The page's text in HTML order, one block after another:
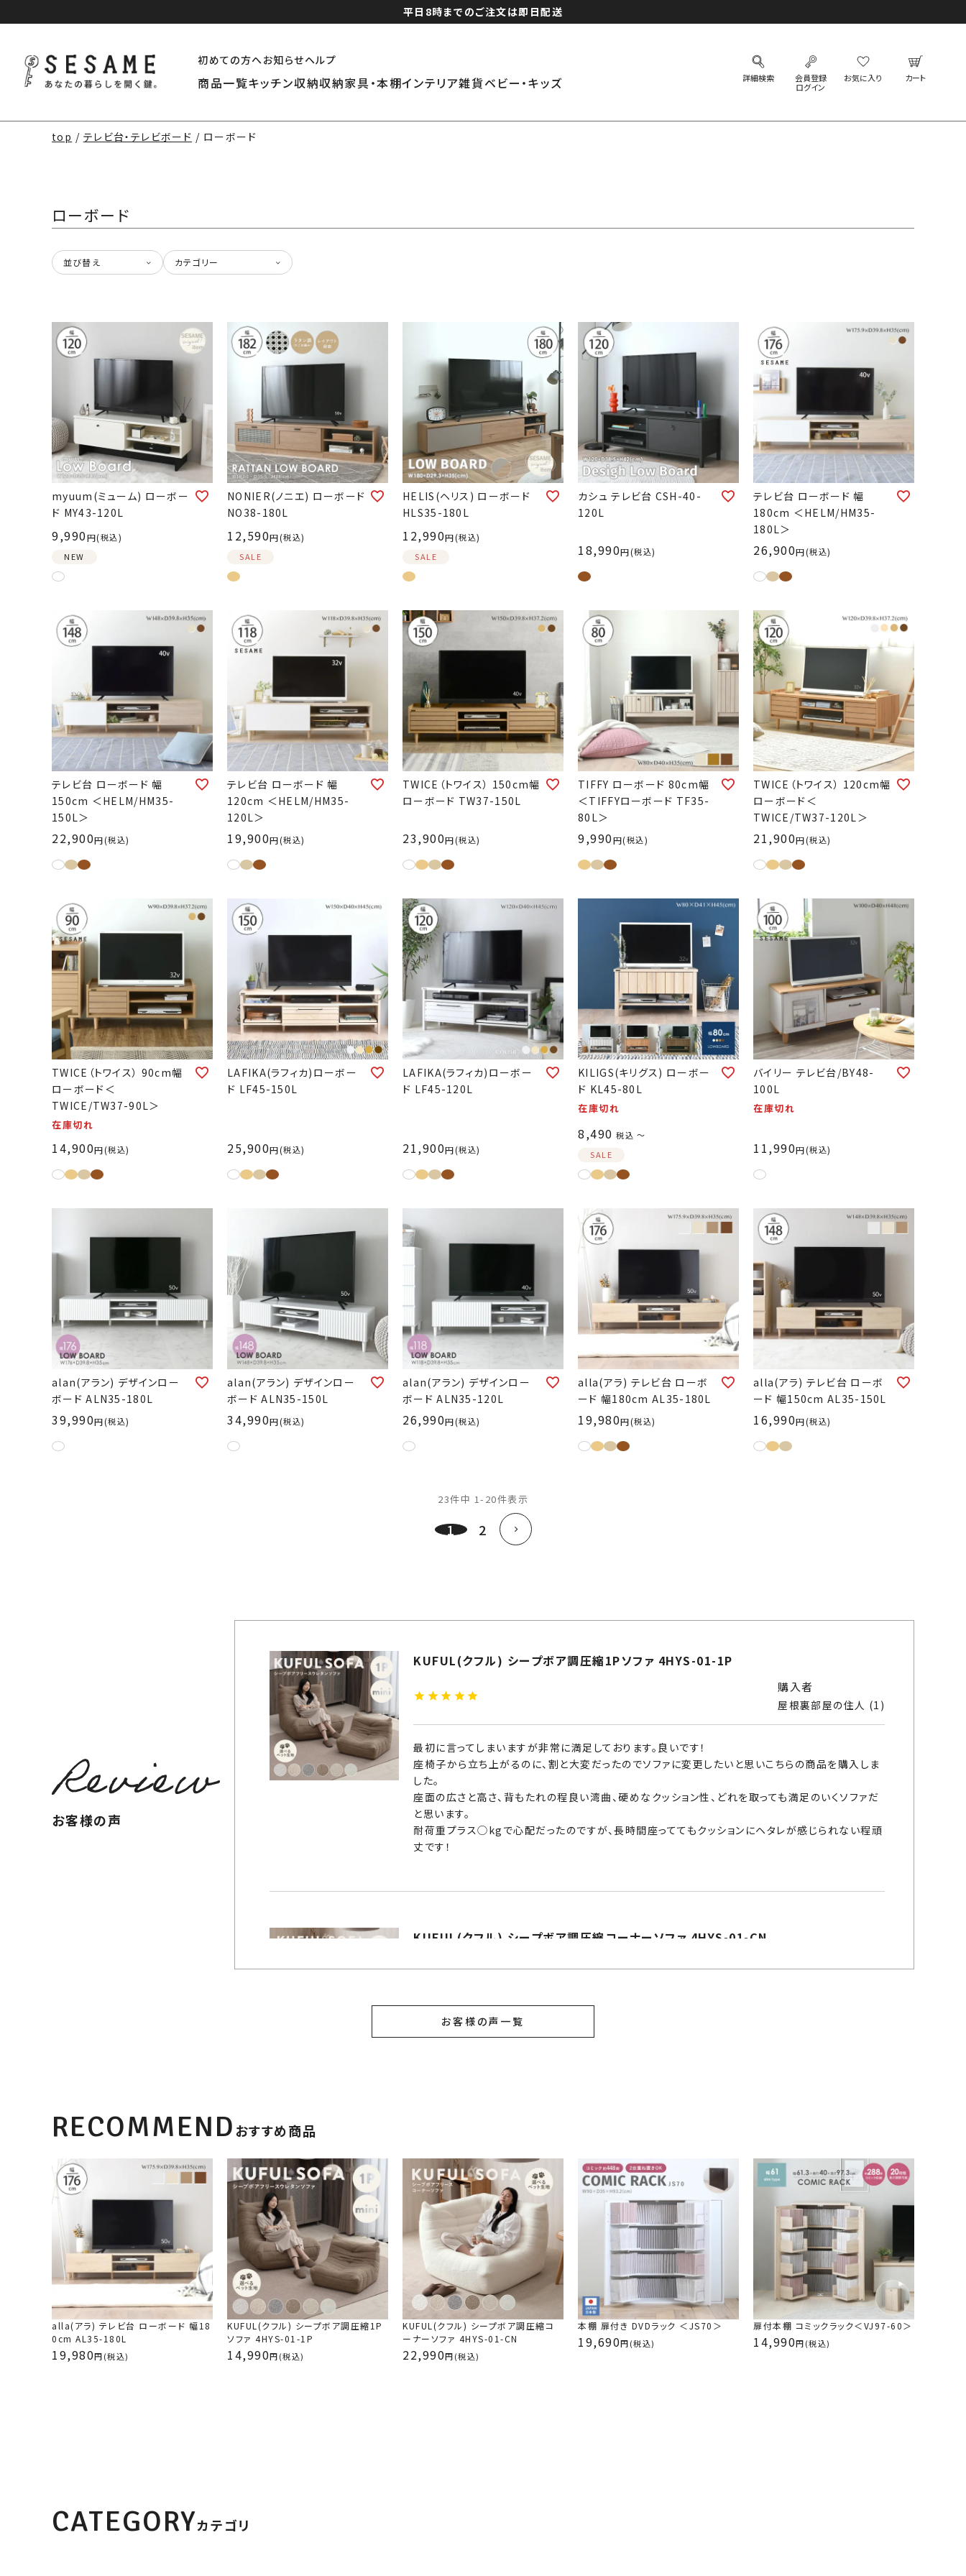
平日8時までのご注文は即日配送
初めての方へお知らせヘルプ
商品一覧キッチン収納収納家具・本棚インテリア雑貨ベビー・キッズ
top テレビ台・テレビボード ローボード
ローボード
カテゴリー
並び替え
myuum(ミューム) ローボー
ド MY43-120L
9,990
税込
NEW
NONIER(ノニエ) ローボード
NO38-180L
12,590
税込
SALE
HELIS(ヘリス) ローボード
HLS35-180L
12,990
税込
SALE
カシュ テレビ台 CSH-40-
120L
18,990 税込
テレビ台 ローボード 幅
180cm ＜HELM/HM35-
180L＞
26,900 税込
テレビ台 ローボード 幅
150cm ＜HELM/HM35-
150L＞
22,900 税込
テレビ台 ローボード 幅
120cm ＜HELM/HM35-
120L＞
19,900 税込
TWICE（トワイス） 150cm幅
ローボード TW37-150L
23,900 税込
TIFFY ローボード 80cm幅
＜TIFFYローボード TF35-
80L＞
9,990 税込
TWICE（トワイス） 120cm幅
ローボード＜
TWICE/TW37-120L＞
21,900 税込
TWICE（トワイス） 90cm幅
ローボード＜
TWICE/TW37-90L＞
在庫切れ
14,900 税込
LAFIKA(ラフィカ)ローボー
ド LF45-150L
25,900 税込
LAFIKA(ラフィカ)ローボー
ド LF45-120L
21,900 税込
KILIGS(キリグス) ローボー
ド KL45-80L
在庫切れ
8,490 税込 〜
SALE
バイリー テレビ台/BY48-
100L
在庫切れ
11,990 税込
alan(アラン) デザインロー
ボード ALN35-180L
39,990 税込
alan(アラン) デザインロー
ボード ALN35-150L
34,990 税込
alan(アラン) デザインロー
ボード ALN35-120L
26,990 税込
alla(アラ) テレビ台 ローボ
ード 幅180cm AL35-180L
19,980 税込
alla(アラ) テレビ台 ローボ
ード 幅150cm AL35-150L
16,990 税込
23件中 1- 20件表示
1 2
お客様の声
KUFUL(クフル) シープボア調圧縮1Pソファ 4HYS-01-1P
購入者
屋根裏部屋の住人 1
最初に言ってしまいますが非常に満足しております。良いです！
座椅子から立ち上がるのに、割と大変だったのでソファに変更したいと思いこちらの商品を購入しま
した。
座面の広さと高さ、背もたれの程良い湾曲、硬めなクッション性、どれを取っても満足のいくソファだ
と思います。
耐荷重プラス◯kgで心配だったのですが、長時間座っててもクッションにヘタレが感じられない程頑
丈です！
KUFUL(クフル) シープボア調圧縮コーナーソファ 4HYS-01-CN
6畳の部屋に置いてます。
セミダブルのベッドがあるため、部屋を圧迫している感があり1Pソファにしておけばよかったかなと
KUFUL(クフル) シープボア調圧縮1Pソファ 4HYS-01-1P
購入者
りり
白のコーナーソファを買って、レビューにも書きましたが、もうひとつ欲しくなって買おうと思ったら欲
しかったオットマンが売り切れ。次にひとり用のソファを見たらライトグレーしかなくて、部屋の色味
的に悩んだけど、悩んでいたら在庫切りになると思って買いました。コーナーソファより圧縮が回復？
サイズが戻るまで時間がかかってましたが、まあ、大丈夫です。ゴロンと横になれます。硬さも座った
時の高さも私には丁度いいです。お値段も手頃で組み立てもいらない。最高です。
お客様の声一覧
RECOMMENDおすすめ商品
alla(アラ) テレビ台 ローボード 幅18
0cm AL35-180L
19,980 (税込)
KUFUL(クフル) シープボア調圧縮1P
ソファ 4HYS-01-1P
14,990 (税込)
KUFUL(クフル) シープボア調圧縮コ
ーナーソファ 4HYS-01-CN
22,990 (税込)
本棚 扉付き DVDラック ＜JS70＞
19,690 (税込)
扉付本棚 コミックラック＜VJ97-60＞
14,990 (税込)
CATEGORYカテゴリ